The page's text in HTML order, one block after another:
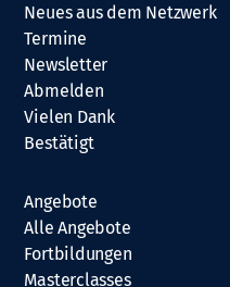
Neues aus dem Netzwerk
Termine
Newsletter
Abmelden
Vielen Dank
Bestätigt
Angebote
Alle Angebote
Fortbildungen
Masterclasses